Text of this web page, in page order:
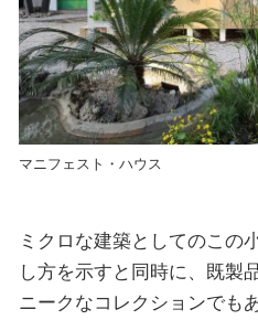
マニフェスト・ハウス
ミクロな建築としてのこの
し方を示すと同時に、既製
ニークなコレクションでも